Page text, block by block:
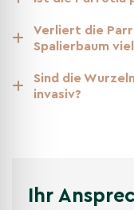
weiteren
Andere Kategorien
Am meisten verkauft
Verliert die
Spalierbaum
Sind die
invasiv?
Ihr